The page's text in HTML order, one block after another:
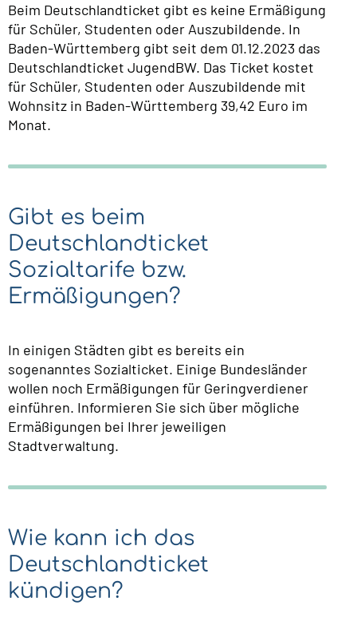
Beim Deutschlandticket gibt es keine Ermäßigung
für Schüler, Studenten oder Auszubildende. In
Baden-Württemberg gibt seit dem 01.12.2023 das
Deutschlandticket JugendBW. Das Ticket kostet
für Schüler, Studenten oder Auszubildende mit
Wohnsitz in Baden-Württemberg 39,42 Euro im
Monat.
Gibt es beim
Deutschlandticket
Sozialtarife bzw.
Ermäßigungen?
In einigen Städten gibt es bereits ein
sogenanntes Sozialticket. Einige Bundesländer
wollen noch Ermäßigungen für Geringverdiener
einführen. Informieren Sie sich über mögliche
Ermäßigungen bei Ihrer jeweiligen
Stadtverwaltung.
Wie kann ich das
Deutschlandticket
kündigen?